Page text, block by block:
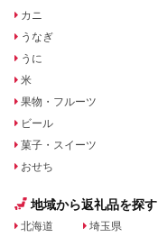
カニ
うなぎ
うに
米
果物・フルーツ
ビール
菓子・スイーツ
おせち
地域から返礼品を探す
北海道 埼玉県